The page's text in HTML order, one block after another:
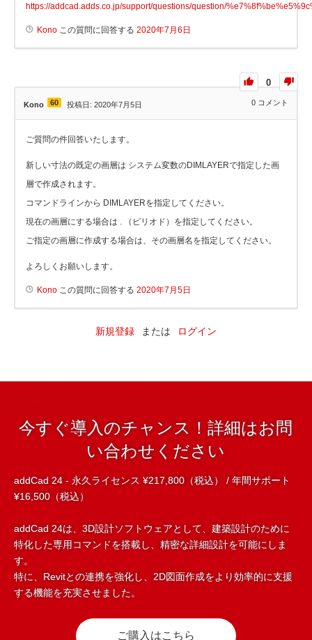
https://addcad.adds.co.jp/support/questions/question/
Kono この質問に回答する 2020年7月6日
0
Kono 60 投稿日: 2020年7月5日 0 コメント
ご質問の件回答いたします。
新しい寸法の既定の画層は システム変数のDIMLAYERで指定した画
層で作成されます。
コマンドラインから DIMLAYERを指定してください。
現在の画層にする場合は . （ピリオド）を指定してください。
ご指定の画層に作成する場合は、その画層名を指定してください。
よろしくお願いします。
Kono この質問に回答する 2020年7月5日
新規登録 または ログイン
今すぐ導入のチャンス！詳細はお問
い合わせください
addCad 24 - 永久ライセンス ¥217,800（税込） / 年間サポート
¥16,500（税込）
addCad 24は、3D設計ソフトウェアとして、建築設計のために
特化した専用コマンドを搭載し、精密な詳細設計を可能にしま
す。
特に、Revitとの連携を強化し、2D図面作成をより効率的に支援
する機能を充実させました。
ご購入はこちら